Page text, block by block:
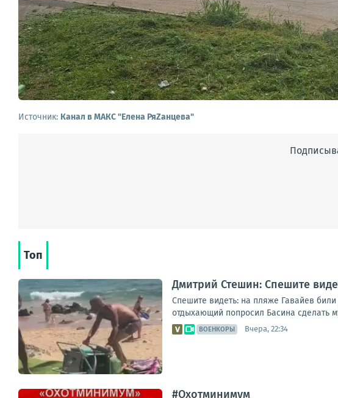
Источник: Канал в МАКС "Елена РяZанцева"
Топ
Дмитрий Стешин: Спешите
Спешите видеть: на пляже Гавайев били
отдыхающий попросил Басина сделать
ВОЕНКОРЫ Вчера, 22:34
#Охотминимум